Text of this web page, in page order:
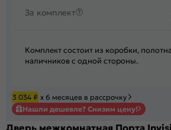
За комплект
Комплект состоит из коробки,
наличников с одной стороны.
3 034 ₽ х 6 месяцев в рассрочку
Нашли дешевле? Снизим цену!
Дверь межкомнатная Порта